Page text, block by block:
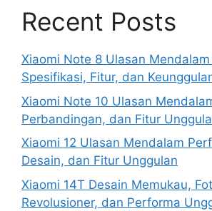
Recent Posts
Xiaomi Note 8 Ulasan
Spesifikasi, Fitur, dan
Xiaomi Note 10 Ulasan
Perbandingan, dan Fitur
Xiaomi 12 Ulasan Mendalam
Desain, dan Fitur Unggulan
Xiaomi 14T Desain Memukau,
Revolusioner, dan Performa